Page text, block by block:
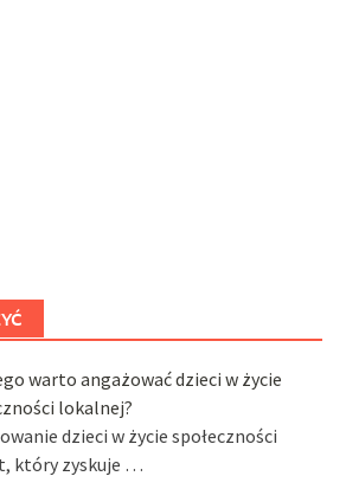
warto angażować dzieci w życie
lokalnej?
dzieci w życie społeczności
który zyskuje …